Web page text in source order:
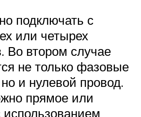
подключать с
или четырех
Во втором случае
не только фазовые
и нулевой провод.
прямое или
использованием